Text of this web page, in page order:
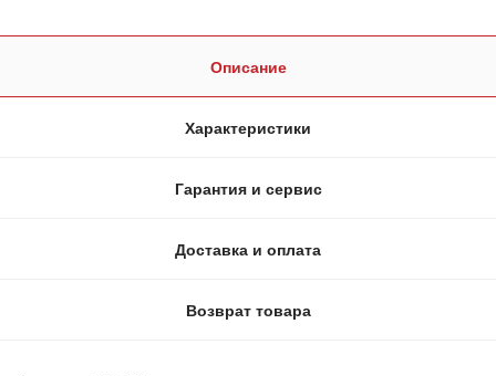
Описание
Характеристики
Гарантия и сервис
Доставка и оплата
Возврат товара